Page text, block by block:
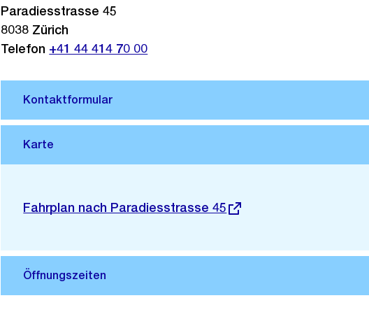
Externer
Fahrplan nach Paradiesstrasse 45
Paradiesstrasse 45
8038 Zürich
Telefon +41 44 414 70 00